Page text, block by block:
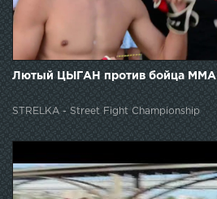
Лютый ЦЫГАН против бойца ММА
STRELKA - Street Fight Championship